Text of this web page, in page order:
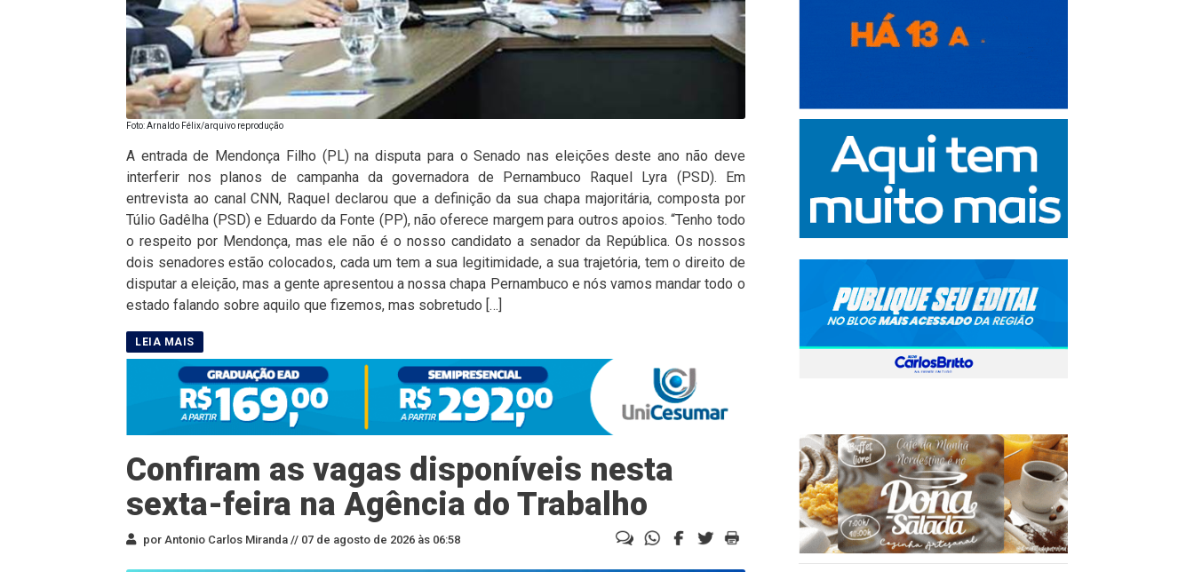
Foto: Arnaldo Félix/arquivo reprodução
A entrada de Mendonça Filho (PL) na disputa para o Senado nas eleições deste ano não deve
interferir nos planos de campanha da governadora de Pernambuco Raquel Lyra (PSD). Em
entrevista ao canal CNN, Raquel declarou que a definição da sua chapa majoritária, composta por
Túlio Gadêlha (PSD) e Eduardo da Fonte (PP), não oferece margem para outros apoios. “Tenho todo
o respeito por Mendonça, mas ele não é o nosso candidato a senador da República. Os nossos
dois senadores estão colocados, cada um tem a sua legitimidade, a sua trajetória, tem o direito de
disputar a eleição, mas a gente apresentou a nossa chapa Pernambuco e nós vamos mandar todo o
estado falando sobre aquilo que fizemos, mas sobretudo […]
Confiram as vagas disponíveis nesta
sexta-feira na Agência do Trabalho
por Antonio Carlos Miranda // 07 de agosto de 2026 às 06:58